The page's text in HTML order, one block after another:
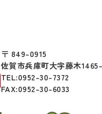
〒 849-0915
佐賀市兵庫町大字藤木
TEL:0952-30-7372
FAX:0952-30-6033